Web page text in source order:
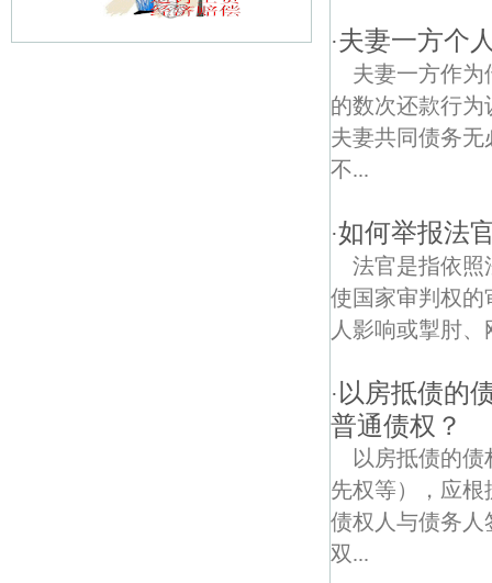
·夫妻一方个
夫妻一方作
的数次还款行
夫妻共同债务
不...
·如何举报法
法官是指依照
使国家审判权的
人影响或掣肘
· 以房抵债的
普通债权？
以房抵债的
先权等），应
债权人与债务人
双...